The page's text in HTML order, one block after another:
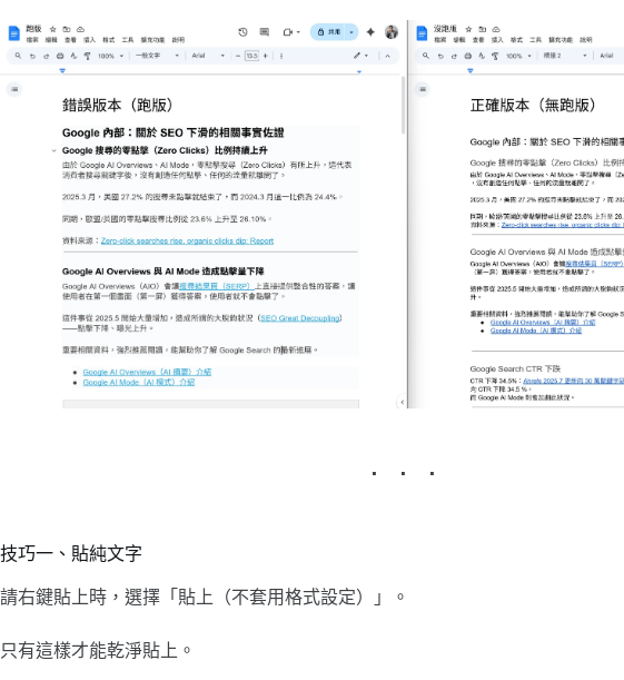
技巧一、貼純文字
請右鍵貼上時，選擇「貼上（不套用格式設定）」。
只有這樣才能乾淨貼上。